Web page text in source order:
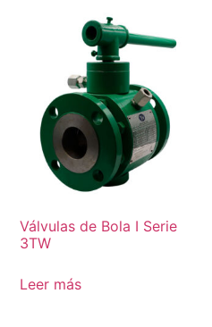
Válvulas de Bola I Serie
3TW
Leer más